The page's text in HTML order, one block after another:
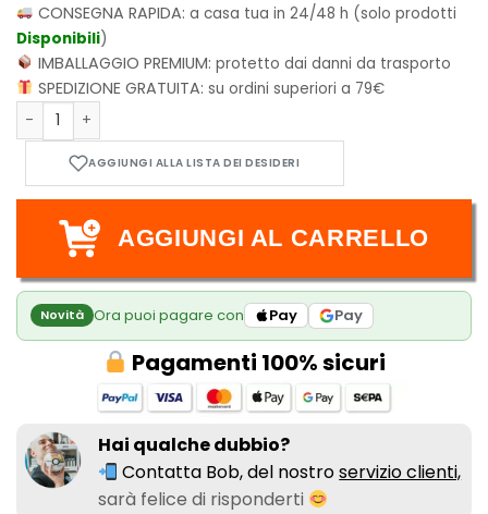
CONSEGNA RAPIDA:a casa tua in 24/48 h (solo prodotti
Disponibili)
IMBALLAGGIO PREMIUM:protetto dai danni da trasporto
SPEDIZIONE GRATUITA:su ordini superiori a 79€
Bitty POP! Bitty Boxes - Disney: Lilo's Home quantità
AGGIUNGI AL CARRELLO
Novità Ora puoi pagare con Pay Pay
Pagamenti 100% sicuri
Hai qualche dubbio?
Contatta Bob, del nostroservizio clienti,
sarà felice di risponderti